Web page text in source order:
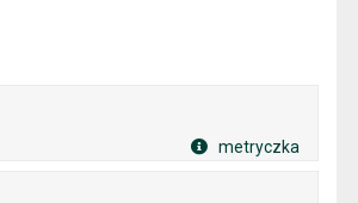
metryczka